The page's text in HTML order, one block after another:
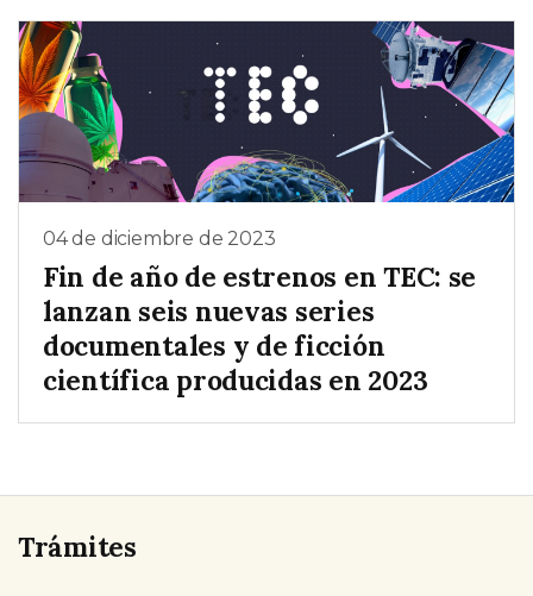
04 de diciembre de 2023
Fin de año de estrenos en TEC: se
lanzan seis nuevas series
documentales y de ficción
científica producidas en 2023
Trámites